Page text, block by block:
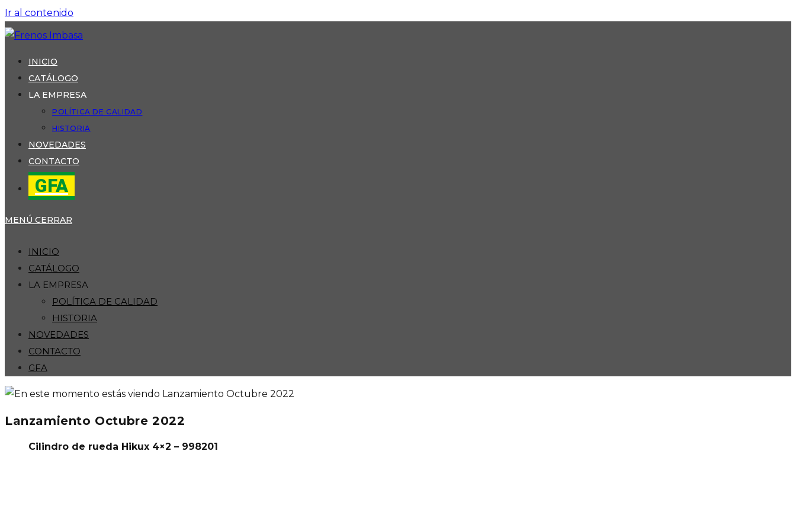
Ir al contenido
INICIO
CATÁLOGO
LA EMPRESA
POLÍTICA DE CALIDAD
HISTORIA
NOVEDADES
CONTACTO
GFA
MENÚ CERRAR
INICIO
CATÁLOGO
LA EMPRESA
POLÍTICA DE CALIDAD
HISTORIA
NOVEDADES
CONTACTO
GFA
Lanzamiento Octubre 2022
Cilindro de rueda Hikux 4×2 – 998201